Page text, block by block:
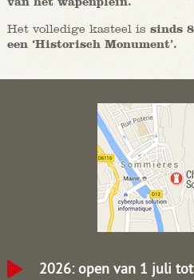
Het volledige kasteel is sinds
een ‘Historisch Monument’.
2026: open van 1 juli